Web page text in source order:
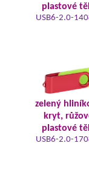
plastové
USB6-2.0-
zelený
kryt,
plastové
USB6-2.0-